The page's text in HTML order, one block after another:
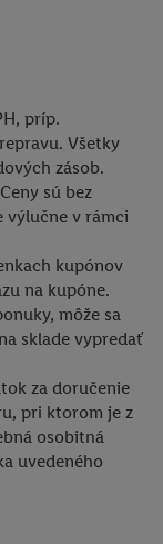
príp.
Všetky
zásob.
sú bez
výlučne v rámci
kupónov
na kupóne.
môže sa
sklade vypredať
za doručenie
pri ktorom je z
osobitná
uvedeného